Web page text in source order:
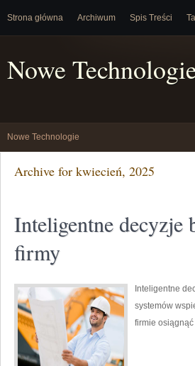
Strona główna Archiwum Spis Treści
Nowe
Nowe Technologie
Archive for kwiecień, 2025
Inteligentne decyzje
firmy
Inteligentne
systemów
firmie